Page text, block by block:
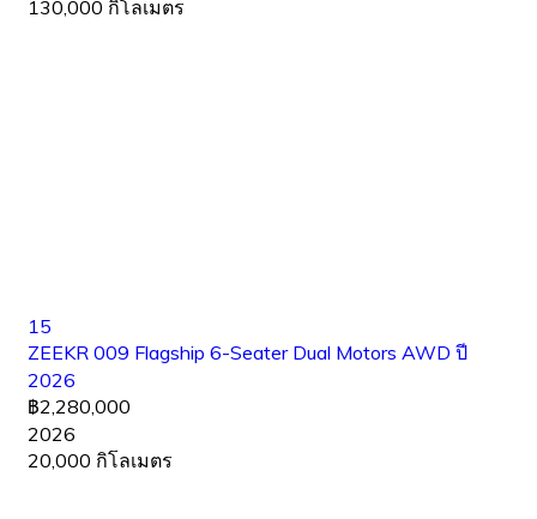
130,000 กิโลเมตร
15
ZEEKR 009 Flagship 6-Seater Dual Motors AWD ปี
2026
฿2,280,000
2026
20,000 กิโลเมตร